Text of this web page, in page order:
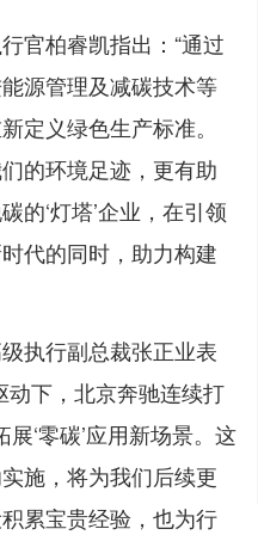
官柏睿凯指出：“通过
源管理及减碳技术等
定义绿色生产标准。
的环境足迹，更有助
的‘灯塔’企业，在引领
代的同时，助力构建
执行副总裁张正业表
动下，北京奔驰连续打
展‘零碳’应用新场景。这
施，将为我们后续更
累宝贵经验，也为行